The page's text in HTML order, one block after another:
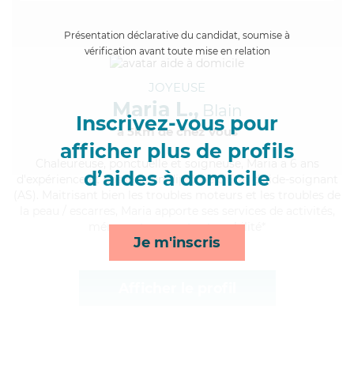
Présentation déclarative du candidat, soumise à
vérification avant toute mise en relation
Inscrivez-vous pour
afficher plus de profils
d’aides à domicile
Je m'inscris
JOYEUSE
Maria L., Blain
à 5km de chez Vous
, ponctuelle et soigneuse, Maria a 6 ans
d'expérience et possède un diplôme d'Etat d'aide-soignant
ménage, transports et mobilité*